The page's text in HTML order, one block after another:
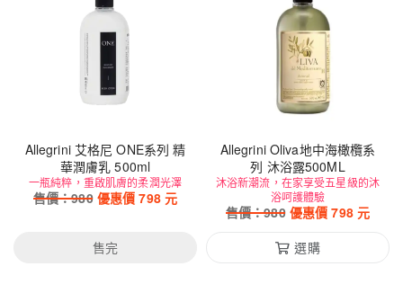
Allegrini 艾格尼 ONE系列 精
華潤膚乳 500ml
一瓶純粹，重啟肌膚的柔潤光澤
售價：980 優惠價798元
售完
Allegrini Oliva地中海橄欖系
列 沐浴露500ML
沐浴新潮流，在家享受五星級的沐
浴呵護體驗
售價：980 優惠價798元
選購